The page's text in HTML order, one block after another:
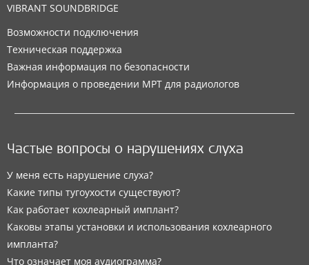
VIBRANT SOUNDBRIDGE
Возможности подключения
Техническая поддержка
Важная информация по безопасности
Информация о проведении МРТ для радиологов
Частые вопросы о нарушениях слуха
У меня есть нарушение слуха?
Какие типы тугоухости существуют?
Как работает кохлеарный имплант?
Каковы этапы установки и использования кохлеарного
импланта?
Что означает моя аудиограмма?